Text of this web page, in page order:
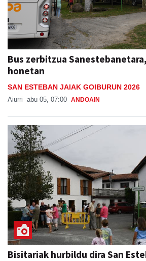
Bus zerbitzua
honetan
SAN ESTEBAN JAIAK GOIBURUN 2026
Aiurri abu 05, 07:00 ANDOAIN
Bisitariak hurbildu dira San